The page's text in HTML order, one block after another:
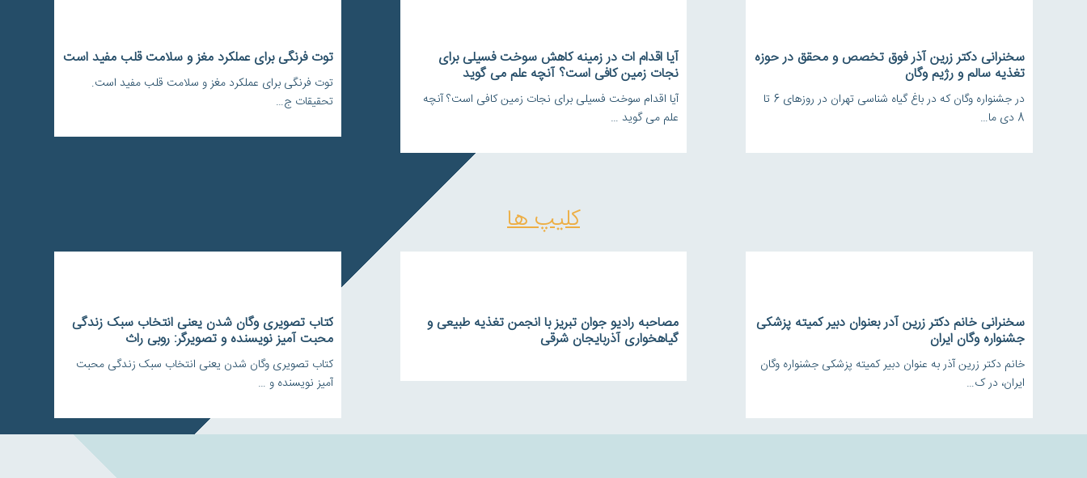
سخنرانی دکتر زرین آذر فوق تخصص و محقق در حوزه
تغذیه سالم و رژیم وگان
در جشنواره وگان که در باغ گیاه شناسی تهران در روزهای 6 تا
8 دی ما…
آیا اقدام ات در زمینه کاهش سوخت فسیلی برای
نجات زمین کافی است؟ آنچه علم می گوید
آیا اقدام سوخت فسیلی برای نجات زمین کافی است؟ آنچه
علم می گوید …
توت فرنگی برای عملکرد مغز و سلامت قلب مفید است
توت فرنگی برای عملکرد مغز و سلامت قلب مفید است.
تحقیقات ج…
کلیپ ها
سخنرانی خانم دکتر زرین آدر بعنوان دبیر کمیته پزشکی
جشنواره وگان ایران
خانم دکتر زرین آذر به عنوان دبیر کمیته پزشکی جشنواره وگان
ایران، در ک…
مصاحبه رادیو جوان تبریز با انجمن تغذیه طبیعی و
گیاهخواری آذربایجان شرقی
کتاب تصویری وگان شدن یعنی انتخاب سبک زندگی
محبت آمیز نویسنده و تصویرگر: روبی راث
کتاب تصویری وگان شدن یعنی انتخاب سبک زندگی محبت
آمیز نویسنده و …